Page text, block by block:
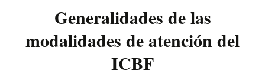
Generalidades de las
modalidades de atención del
ICBF